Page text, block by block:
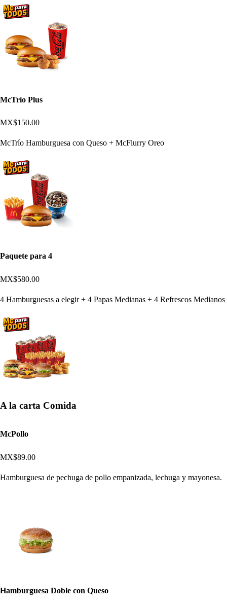
McTrío Plus
MX$150.00
McTrío Hamburguesa con Queso + McFlurry Oreo
Paquete para 4
MX$580.00
4 Hamburguesas a elegir + 4 Papas Medianas + 4 Refrescos Medianos
A la carta Comida
McPollo
MX$89.00
Hamburguesa de pechuga de pollo empanizada, lechuga y mayonesa.
Hamburguesa Doble con Queso